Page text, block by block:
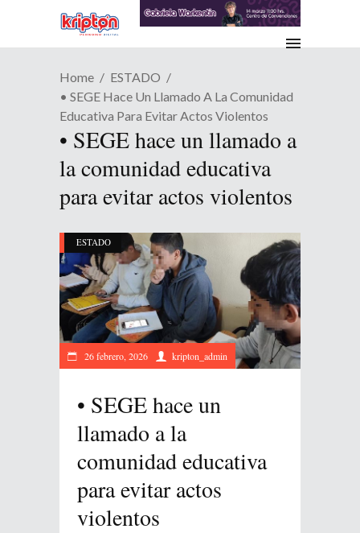
Home
ESTADO
•⁠ ⁠SEGE Hace Un Llamado A La Comunidad
Educativa Para Evitar Actos Violentos
•⁠ ⁠SEGE hace un llamado a
la comunidad educativa
para evitar actos violentos
ESTADO
26 febrero, 2026 kripton_admin
•⁠ ⁠SEGE hace un
llamado a la
comunidad educativa
para evitar actos
violentos